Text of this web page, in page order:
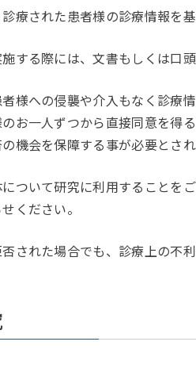
療された患者様の診療情報を
する際には、文書もしくは口
様への侵襲や介入もなく診療
お一人ずつから直接同意を得
機会を保障する事が必要とされ
ついて研究に利用することを
ください。
された場合でも、診療上の不